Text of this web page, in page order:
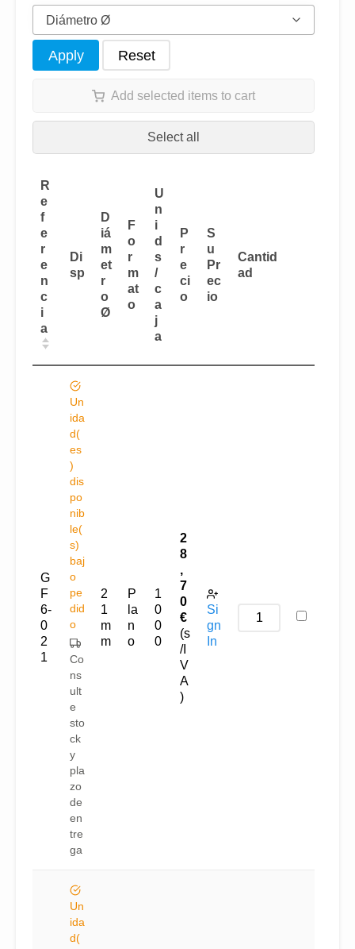
Diámetro Ø
Apply Reset
Add selected items to cart
Select all
R
e
f
e
r
e
n
c
i
a
Di
sp
D
iá
m
et
r
o
Ø
F
o
r
m
at
o
U
n
i
d
s
/
c
a
j
a
P
r
e
ci
o
S
u
Pr
ec
io
Cantid
ad
G
F
6-
0
2
1
Un
ida
d(
es
)
dis
po
nib
le(
s)
baj
o
pe
did
o
Co
ns
ult
e
sto
ck
y
pla
zo
de
en
tre
ga
2
1
m
m
P
la
n
o
1
0
0
0
2
8
,
7
0
€
(s
/I
V
A
)
Si
gn
In
Un
ida
d(